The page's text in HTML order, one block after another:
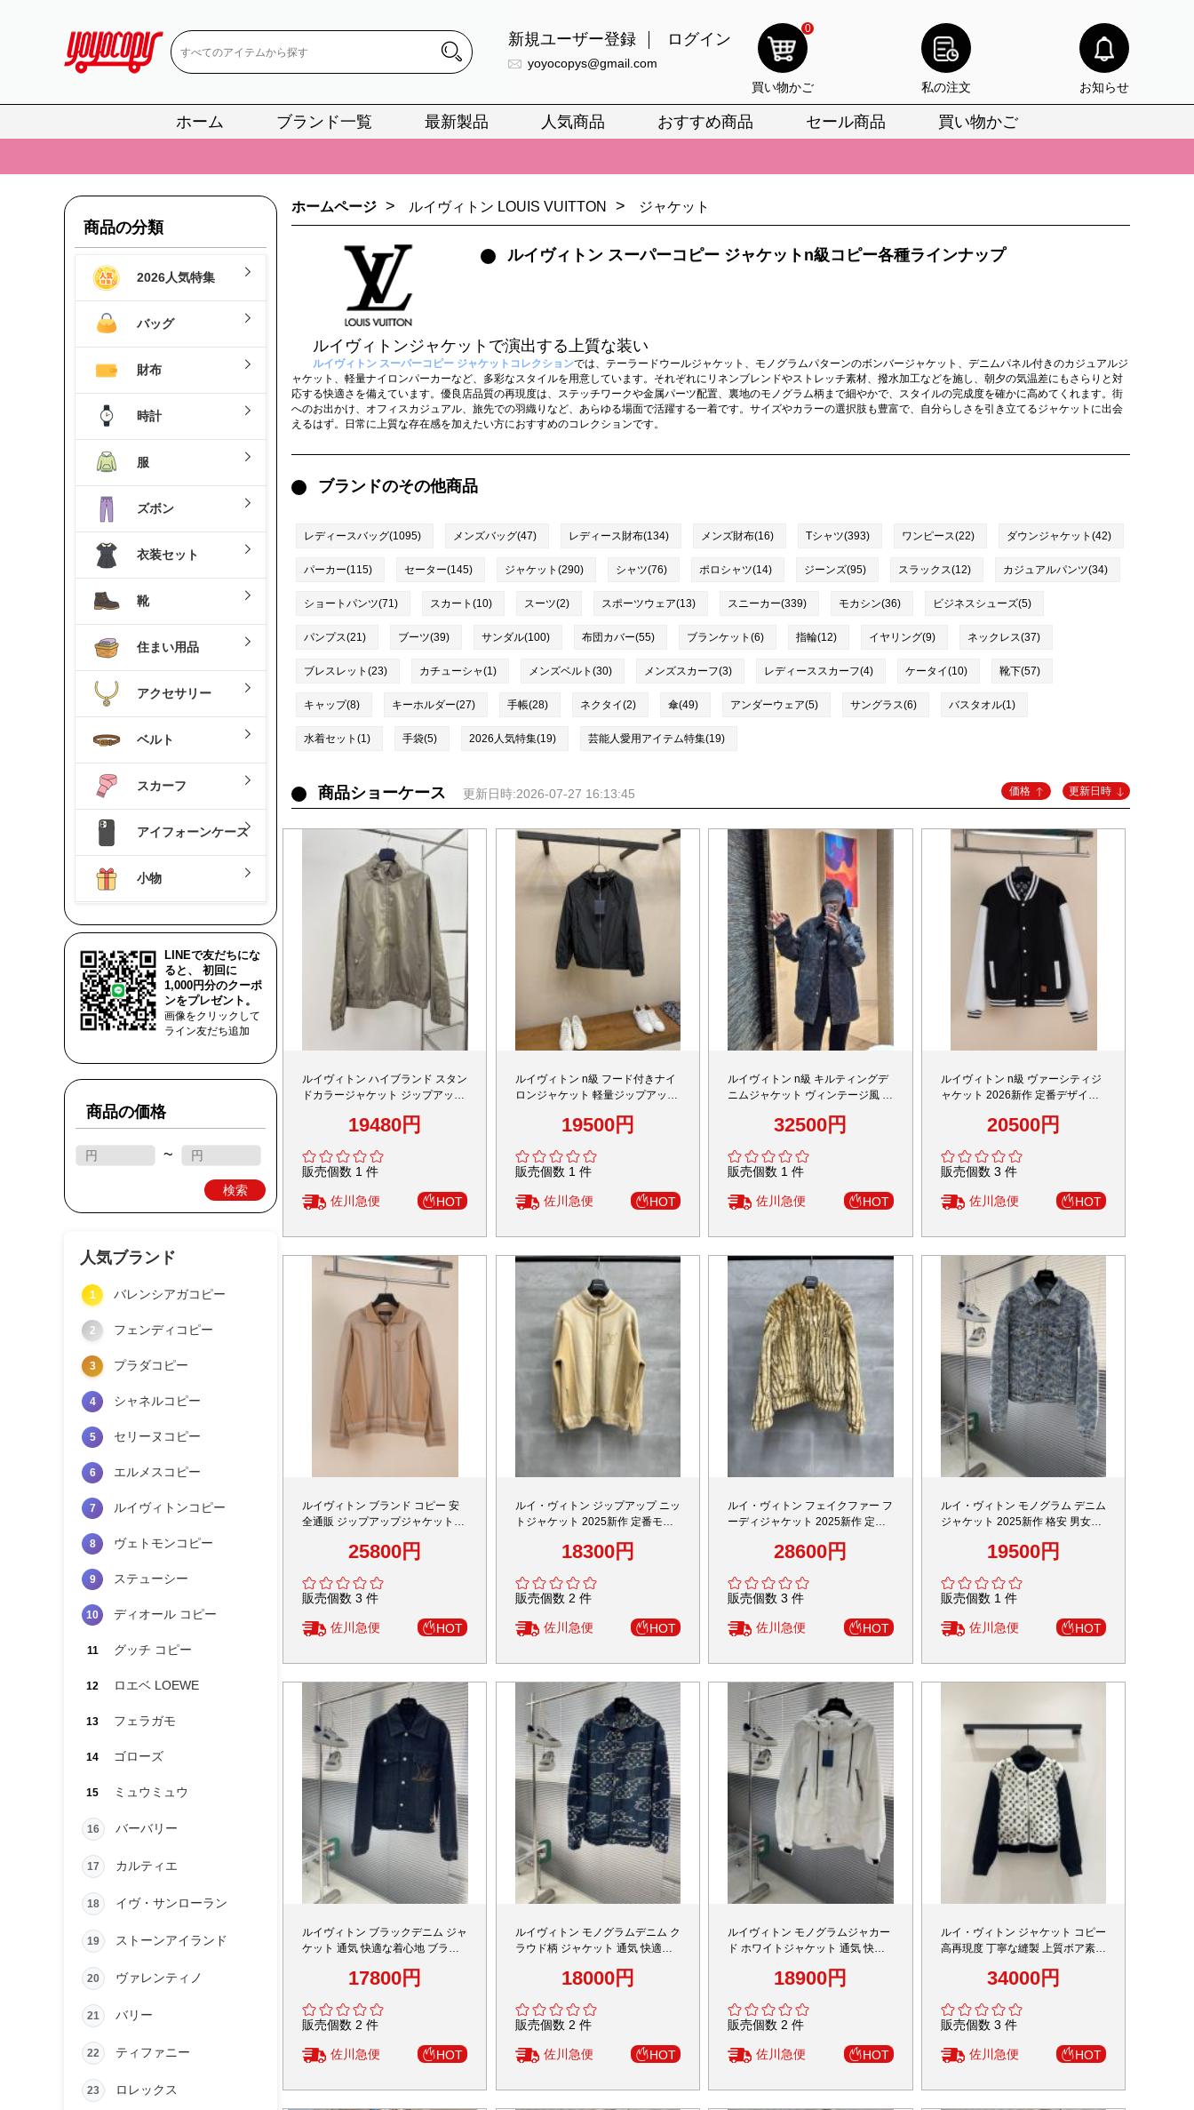
新規ユーザー登録 ログイン
yoyocopys@gmail.com
0
買い物かご 私の注文 お知らせ
ホーム ブランド一覧 最新製品 人気商品 おすすめ商品 セール商品 買い物かご
📢 当店は正真正銘のn級スーパーコピーのみ取扱い。最高品質の再現度を安心してお選びいただけます。
📢 2026春の新作続々更新中！期間中のご注文でお得な割引をご利用いただけます。
📢 新作入荷！ルイ・ヴィトンスーパーコピー バッグ最新モデルが登場。上質な仕上がりをお見逃しなく。
当店は正真正銘のn級スーパーコピーのみ取扱い。最高品質の再現度を安心してお選びいただけます。
📢 2026春の新作続々更新中！期間中のご注文でお得な割引をご利用いただけます。
新作入荷！ルイ・ヴィトンスーパーコピー バッグ最新モデルが登場。上質な仕上がりをお見逃しなく。
商品の分類
2026人気特集
バッグ
財布
時計
服
ズボン
衣装セット
靴
住まい用品
アクセサリー
ベルト
スカーフ
アイフォーンケース
小物
LINEで友だちにな
ると、 初回に
1,000円分のクーポ
ンをプレゼント。
画像をクリックして
ライン友だち追加
商品の価格
~
検索
人気ブランド
1 バレンシアガコピー
2 フェンディコピー
3 プラダコピー
4 シャネルコピー
5 セリーヌコピー
6 エルメスコピー
7 ルイヴィトンコピー
8 ヴェトモンコピー
9 ステューシー
10 ディオール コピー
11 グッチ コピー
12 ロエベ LOEWE
13 フェラガモ
14 ゴローズ
15 ミュウミュウ
16 バーバリー
17 カルティエ
18 イヴ・サンローラン
19 ストーンアイランド
20 ヴァレンティノ
21 バリー
22 ティファニー
23 ロレックス
ホームページ > ルイヴィトン LOUIS VUITTON > ジャケット
ルイヴィトン スーパーコピー ジャケットn級コピー各種ラインナップ
ルイヴィトンジャケットで演出する上質な装い
ルイヴィトン スーパーコピー ジャケットコレクションでは、テーラードウールジャケット、モノグラムパターンのボンバージャケット、デニムパネル付きのカジュアルジ
ャケット、軽量ナイロンパーカーなど、多彩なスタイルを用意しています。それぞれにリネンブレンドやストレッチ素材、撥水加工などを施し、朝夕の気温差にもさらりと対
応する快適さを備えています。優良店品質の再現度は、ステッチワークや金属パーツ配置、裏地のモノグラム柄まで細やかで、スタイルの完成度を確かに高めてくれます。街
へのお出かけ、オフィスカジュアル、旅先での羽織りなど、あらゆる場面で活躍する一着です。サイズやカラーの選択肢も豊富で、自分らしさを引き立てるジャケットに出会
えるはず。日常に上質な存在感を加えたい方におすすめのコレクションです。
ブランドのその他商品
レディースバッグ(1095) メンズバッグ(47) レディース財布(134) メンズ財布(16) Tシャツ(393) ワンピース(22) ダウンジャケット(42)
パーカー(115) セーター(145) ジャケット(290) シャツ(76) ポロシャツ(14) ジーンズ(95) スラックス(12) カジュアルパンツ(34)
ショートパンツ(71) スカート(10) スーツ(2) スポーツウェア(13) スニーカー(339) モカシン(36) ビジネスシューズ(5)
パンプス(21) ブーツ(39) サンダル(100) 布団カバー(55) ブランケット(6) 指輪(12) イヤリング(9) ネックレス(37)
ブレスレット(23) カチューシャ(1) メンズベルト(30) メンズスカーフ(3) レディーススカーフ(4) ケータイ(10) 靴下(57)
キャップ(8) キーホルダー(27) 手帳(28) ネクタイ(2) 傘(49) アンダーウェア(5) サングラス(6) バスタオル(1)
水着セット(1) 手袋(5) 2026人気特集(19) 芸能人愛用アイテム特集(19)
商品ショーケース 更新日時:2026-07-27 16:13:45 価格 更新日時
ルイヴィトン ハイブランド スタン
ドカラージャケット ジップアップ
19480円
販売個数 1 件
佐川急便 HOT
ルイヴィトン n級 フード付きナイ
ロンジャケット 軽量ジップアップ
19500円
販売個数 1 件
佐川急便 HOT
ルイヴィトン n級 キルティングデ
ニムジャケット ヴィンテージ風 高
32500円
販売個数 1 件
佐川急便 HOT
ルイヴィトン n級 ヴァーシティジ
ャケット 2026新作 定番デザイン
な縫製 高再現度 安心サイト
20500円
販売個数 3 件
佐川急便 HOT
ルイヴィトン ブランド コピー 安
全通販 ジップアップジャケット
心地 通気性 上質感 丁寧な縫製 高
25800円
販売個数 3 件
佐川急便 HOT
ルイ・ヴィトン ジップアップ ニッ
トジャケット 2025新作 定番モデ
数 快適な着心地 男女兼用 安心サ
18300円
販売個数 2 件
佐川急便 HOT
ルイ・ヴィトン フェイクファー フ
ーディジャケット 2025新作 定番
ミ多数 快適な着心地 男女兼用 安
28600円
販売個数 3 件
佐川急便 HOT
ルイ・ヴィトン モノグラム デニム
ジャケット 2025新作 格安 男女兼
ンプルデザイン 安心サイト
19500円
販売個数 1 件
佐川急便 HOT
ルイヴィトン ブラックデニム ジャ
ケット 通気 快適な着心地 ブラン
密ディテール 安心サイト
17800円
販売個数 2 件
佐川急便 HOT
ルイヴィトン モノグラムデニム ク
ラウド柄 ジャケット 通気 快適な
高再現度 安心サイト
18000円
販売個数 2 件
佐川急便 HOT
ルイヴィトン モノグラムジャカー
ド ホワイトジャケット 通気 快適
ー 高再現度 安心サイト
18900円
販売個数 2 件
佐川急便 HOT
ルイ・ヴィトン ジャケット コピー
高再現度 丁寧な縫製 上質ボア素材
本格派デザイン 安心通販
34000円
販売個数 3 件
佐川急便 HOT